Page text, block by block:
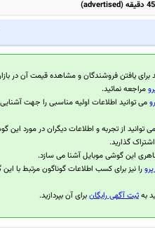
یافتن فروشندگان و مشاهده قیمت آن در
مراجعه نمائید.
می توانید اطلاعات اولیه مناسبی را جهت آشنایی
می توانید از تجربه و اطلاعات دیگران در مورد این
گذارید.
این گوشی موبایل آشنا می سازد.
را نیز برای کسب اطلاعات گوناگون مرتبط با
ثبت آگهی رایگانبرای آن بپردازید.